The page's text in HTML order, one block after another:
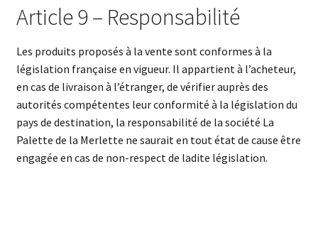
Article 9 – Responsabilité
Les produits proposés à la vente sont conformes à la
législation française en vigueur. Il appartient à l’acheteur,
en cas de livraison à l’étranger, de vérifier auprès des
autorités compétentes leur conformité à la législation du
pays de destination, la responsabilité de la société La
Palette de la Merlette ne saurait en tout état de cause être
engagée en cas de non-respect de ladite législation.